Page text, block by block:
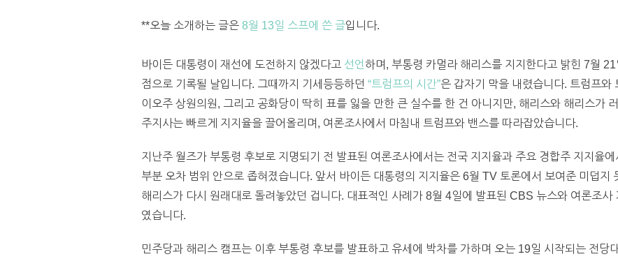
**오늘 소개하는 글은 8월 13일 스프에 쓴 글입니다.
바이든 대통령이 재선에 도전하지 않겠다고 선언 하며, 부통령 카멀라 해리스를 지지한다고 밝힌 7월
점으로 기록될 날입니다. 그때까지 기세등등하던 “트럼프의 시간”은 갑자기 막을 내렸습니다. 트럼프
이오주 상원의원, 그리고 공화당이 딱히 표를 잃을 만한 큰 실수를 한 건 아니지만, 해리스와 해리스가
주지사는 빠르게 지지율을 끌어올리며, 여론조사에서 마침내 트럼프와 밴스를 따라잡았습니다.
지난주 월즈가 부통령 후보로 지명되기 전 발표된 여론조사에서는 전국 지지율과 주요 경합주 지지율
부분 오차 범위 안으로 좁혀졌습니다. 앞서 바이든 대통령의 지지율은 6월 TV 토론에서 보여준 미덥지
해리스가 다시 원래대로 돌려놓았던 겁니다. 대표적인 사례가 8월 4일에 발표된 CBS 뉴스와 여론조
였습니다.
민주당과 해리스 캠프는 이후 부통령 후보를 발표하고 유세에 박차를 가하며 오는 19일 시작되는 전당